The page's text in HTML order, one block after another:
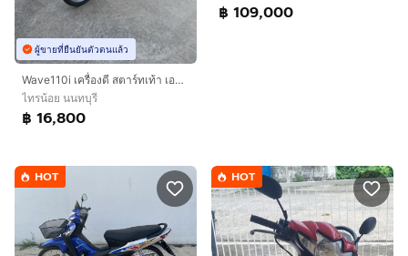
ผู้ขายที่ยืนยันตัวตนแล้ว
Wave110i เครื่องดี สตาร์ทเท้า เอกสารครบ
ไทรน้อย นนทบุรี
฿ 16,800
฿ 109,000
HOT HOT